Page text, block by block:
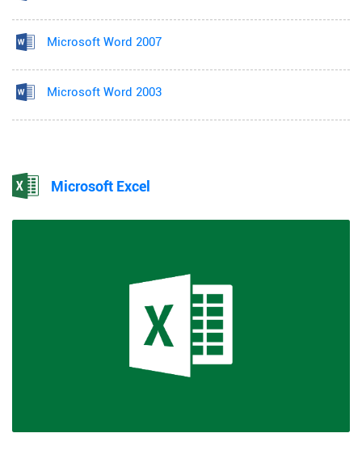
Microsoft Word 2007
Microsoft Word 2003
Microsoft Excel